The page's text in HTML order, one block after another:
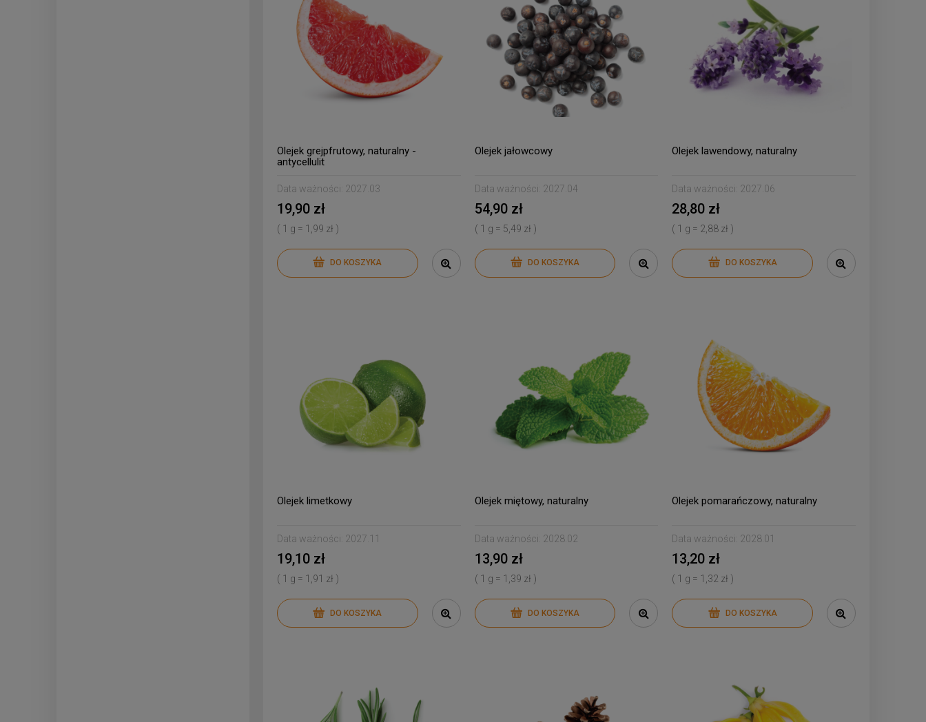
Olejek grejpfrutowy, naturalny -
antycellulit
Data ważności: 2027.03
19,90 zł
( 1 g = 1,99 zł )
DO KOSZYKA
Olejek jałowcowy
Data ważności: 2027.04
54,90 zł
( 1 g = 5,49 zł )
DO KOSZYKA
Olejek lawendowy, naturalny
Data ważności: 2027.06
28,80 zł
( 1 g = 2,88 zł )
DO KOSZYKA
Olejek limetkowy
Data ważności: 2027.11
19,10 zł
( 1 g = 1,91 zł )
DO KOSZYKA
Olejek miętowy, naturalny
Data ważności: 2028.02
13,90 zł
( 1 g = 1,39 zł )
DO KOSZYKA
Olejek pomarańczowy, naturalny
Data ważności: 2028.01
13,20 zł
( 1 g = 1,32 zł )
DO KOSZYKA